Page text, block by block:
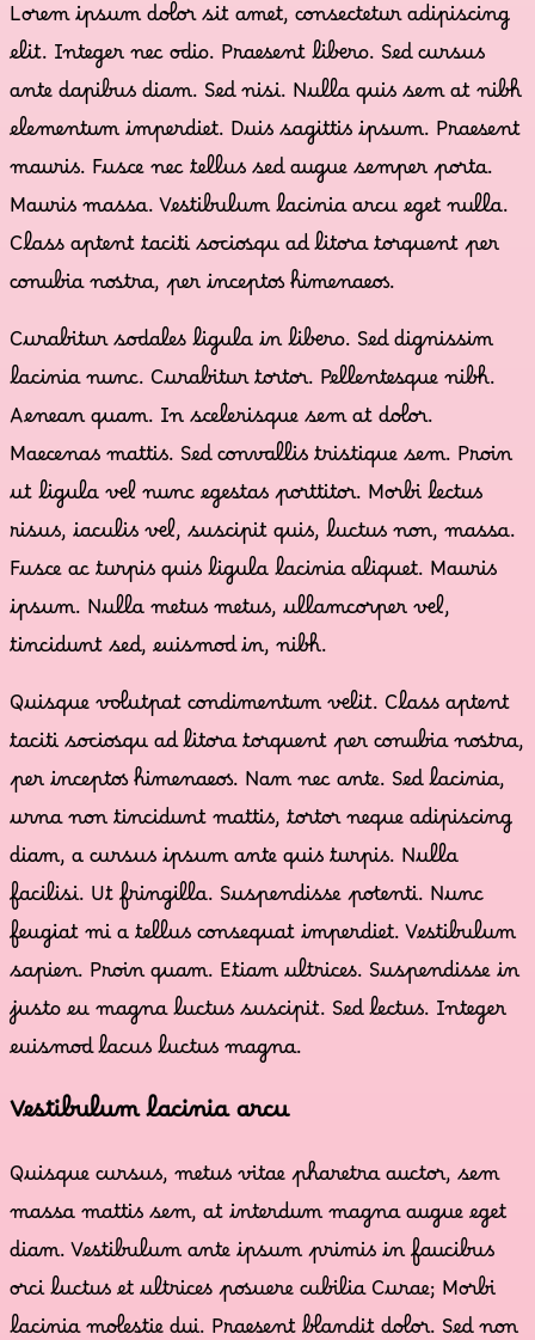
Lorem ipsum dolor sit amet, consectetur adipiscing
elit. Integer nec odio. Praesent libero. Sed cursus
ante dapibus diam. Sed nisi. Nulla quis sem at nibh
elementum imperdiet. Duis sagittis ipsum. Praesent
mauris. Fusce nec tellus sed augue semper porta.
Mauris massa. Vestibulum lacinia arcu eget nulla.
Class aptent taciti sociosqu ad litora torquent per
conubia nostra, per inceptos himenaeos.
Curabitur sodales ligula in libero. Sed dignissim
lacinia nunc. Curabitur tortor. Pellentesque nibh.
Aenean quam. In scelerisque sem at dolor.
Maecenas mattis. Sed convallis tristique sem. Proin
ut ligula vel nunc egestas porttitor. Morbi lectus
risus, iaculis vel, suscipit quis, luctus non, massa.
Fusce ac turpis quis ligula lacinia aliquet. Mauris
ipsum. Nulla metus metus, ullamcorper vel,
tincidunt sed, euismod in, nibh.
Quisque volutpat condimentum velit. Class aptent
taciti sociosqu ad litora torquent per conubia nostra,
per inceptos himenaeos. Nam nec ante. Sed lacinia,
urna non tincidunt mattis, tortor neque adipiscing
diam, a cursus ipsum ante quis turpis. Nulla
facilisi. Ut fringilla. Suspendisse potenti. Nunc
feugiat mi a tellus consequat imperdiet. Vestibulum
sapien. Proin quam. Etiam ultrices. Suspendisse in
justo eu magna luctus suscipit. Sed lectus. Integer
euismod lacus luctus magna.
Vestibulum lacinia arcu
Quisque cursus, metus vitae pharetra auctor, sem
massa mattis sem, at interdum magna augue eget
diam. Vestibulum ante ipsum primis in faucibus
orci luctus et ultrices posuere cubilia Curae; Morbi